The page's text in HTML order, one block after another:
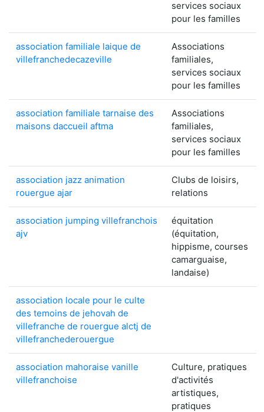
services sociaux
pour les familles
association familiale laique de
villefranchedecazeville
Associations
familiales,
services sociaux
pour les familles
association familiale tarnaise des
maisons daccueil aftma
Associations
familiales,
services sociaux
pour les familles
association jazz animation
rouergue ajar
Clubs de loisirs,
relations
association jumping villefranchois
ajv
équitation
(équitation,
hippisme, courses
camarguaise,
landaise)
association locale pour le culte
des temoins de jehovah de
villefranche de rouergue alctj de
villefranchederouergue
association mahoraise vanille
villefranchoise
Culture, pratiques
d'activités
artistiques,
pratiques